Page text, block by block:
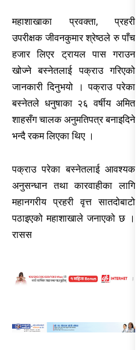
महाशाखाका प्रवक्ता, प्रहरी
उपरीक्षक जीवनकुमार श्रेष्ठले रु पाँच
हजार लिएर ट्रायल पास गराउन
खोज्ने बस्नेतलाई पक्राउ गरिएको
जानकारी दिनुभयो । पक्राउ परेका
बस्नेतले धनुषाका २६ वर्षीय अमित
शाहसँग चालक अनुमतिपत्र बनाइदिने
भन्दै रकम लिएका थिए ।
पक्राउ परेका बस्नेतलाई आवश्यक
अनुसन्धान तथा कारवाहीका लागि
महानगरीय प्रहरी वृत्त सातदोबाटो
पठाइएको महाशाखाले जनाएको छ ।
रासस